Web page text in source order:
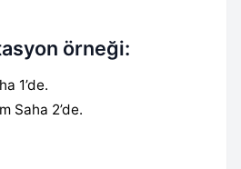
örneği:
1’de.
Saha 2’de.